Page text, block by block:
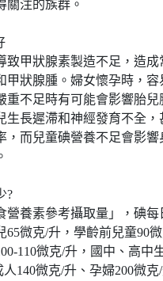
關注的族群。
致甲狀腺素製造不足，造成
甲狀腺腫。婦女懷孕時，容
重不足時有可能會影響胎兒
生長遲滯和神經發育不全，
，而兒童碘營養不足會影響
?
營養素參考攝取量」，碘每
65微克/升，學齡前兒童90
110微克/升，國中、高中
人140微克/升、孕婦200微克